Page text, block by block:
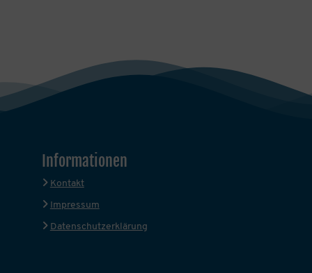
Informationen
Kontakt
Impressum
Datenschutzerklärung